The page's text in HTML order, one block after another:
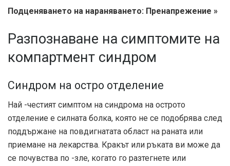
Подценяването на нараняването: Пренапрежение »
Разпознаване на симптомите на
компартмент синдром
Синдром на остро отделение
Най -честият симптом на синдрома на острото
отделение е силната болка, която не се подобрява след
поддържане на повдигнатата област на раната или
приемане на лекарства. Кракът или ръката ви може да
се почувства по -зле, когато го разтегнете или